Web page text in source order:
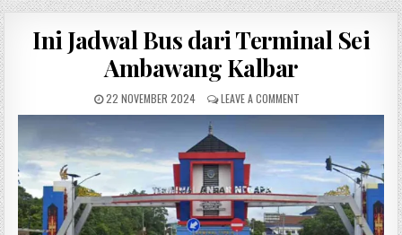
Ini Jadwal Bus dari Terminal Sei
Ambawang Kalbar
22 NOVEMBER 2024 LEAVE A COMMENT